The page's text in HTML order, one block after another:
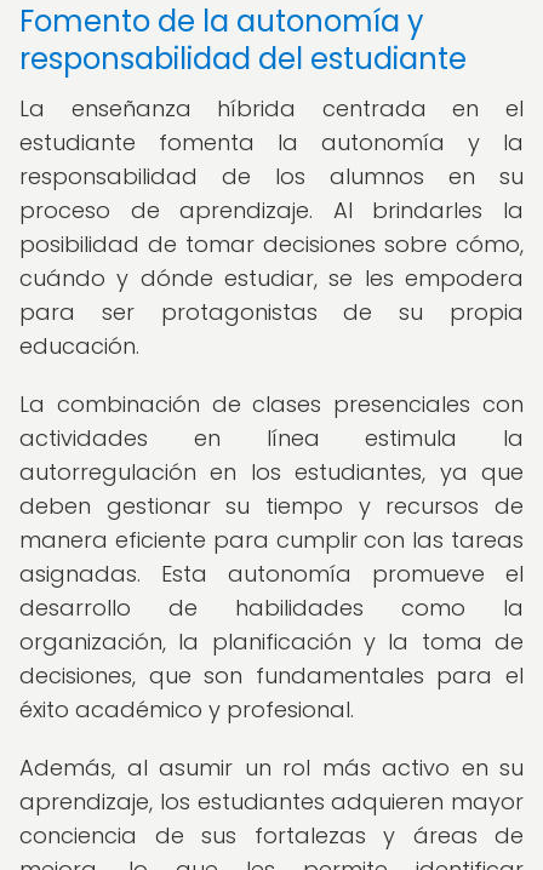
Fomento de la autonomía y
responsabilidad del estudiante
La enseñanza híbrida centrada en el
estudiante fomenta la autonomía y la
responsabilidad de los alumnos en su
proceso de aprendizaje. Al brindarles la
posibilidad de tomar decisiones sobre cómo,
cuándo y dónde estudiar, se les empodera
para ser protagonistas de su propia
educación.
La combinación de clases presenciales con
actividades en línea estimula la
autorregulación en los estudiantes, ya que
deben gestionar su tiempo y recursos de
manera eficiente para cumplir con las tareas
asignadas. Esta autonomía promueve el
desarrollo de habilidades como la
organización, la planificación y la toma de
decisiones, que son fundamentales para el
éxito académico y profesional.
Además, al asumir un rol más activo en su
aprendizaje, los estudiantes adquieren mayor
conciencia de sus fortalezas y áreas de